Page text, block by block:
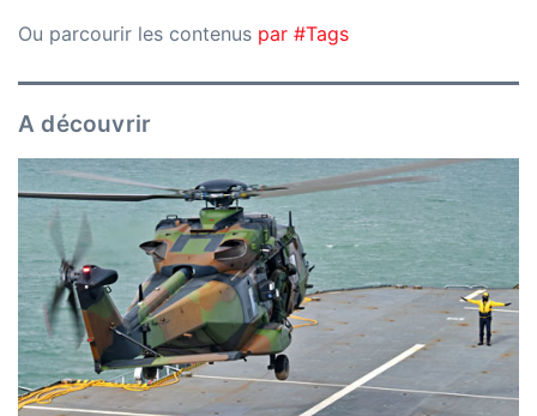
Ou parcourir les contenus par #Tags
A découvrir